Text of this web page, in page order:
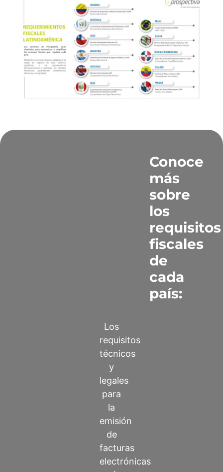
Conoce
más
sobre
los
requisitos
fiscales
de
cada
país:
Los
requisitos
técnicos
y
legales
para
la
emisión
de
facturas
electrónicas